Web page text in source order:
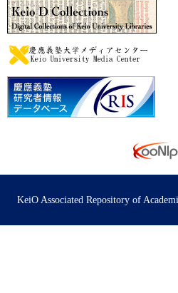
KeiO Associated Repository of